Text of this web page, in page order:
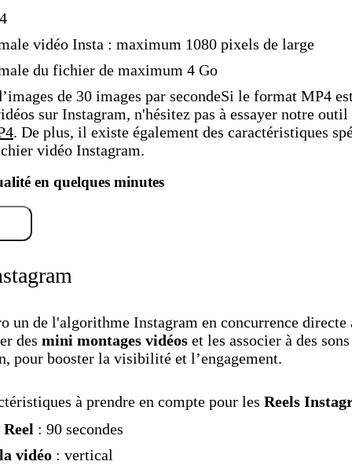
vidéo Insta : maximum 1080 pixels de large
du fichier de maximum 4 Go
de 30 images par secondeSi le format MP4
sur Instagram, n'hésitez pas à essayer notre
. De plus, il existe également des caractéristiques
vidéo Instagram.
en quelques minutes
un de l'algorithme Instagram en concurrence
des mini montages vidéos et les associer à des
pour booster la visibilité et l’engagement.
à prendre en compte pour les Reels
: 90 secondes
vidéo : vertical